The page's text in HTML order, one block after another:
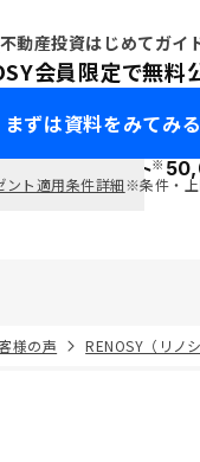
不動産投資はじめてガイ
会員限定で無料
まずは資料をみてみる
ポイント※
ント適用条件詳細※条件・上
様の声 RENOSY（リノ